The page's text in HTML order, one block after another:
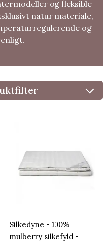
og fleksible
natur materiale,
og
Silkedyne - 100%
mulberry silkefyld -